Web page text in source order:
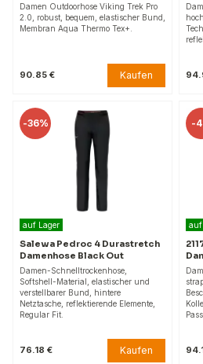
Damen Outdoorhose Viking Trek Pro
2.0, robust, bequem, elastischer Bund,
Membran Aqua Thermo Tex+.
90.85 € Kaufen
-36%
auf Lager
Salewa Pedroc 4 Durastretch
Damenhose Black Out
Damen-Schnelltrockenhose,
Softshell-Material, elastischer und
verstellbarer Bund, hintere
Netztasche, reflektierende Elemente,
Regular Fit.
76.18 € Kaufen
-
auf